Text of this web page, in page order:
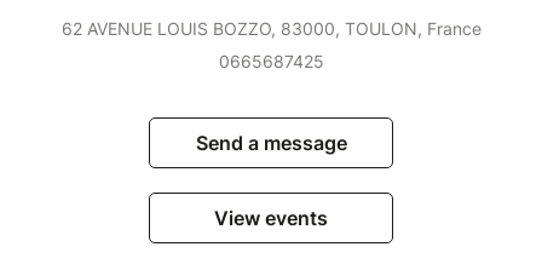
62 AVENUE LOUIS BOZZO, 83000, TOULON, France
0665687425
Send a message
View events